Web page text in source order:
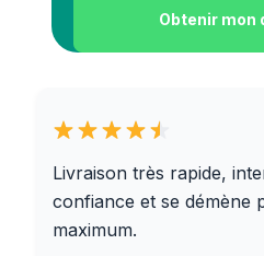
Obtenir mon
Livraison très rapide,
confiance et se démène
maximum.